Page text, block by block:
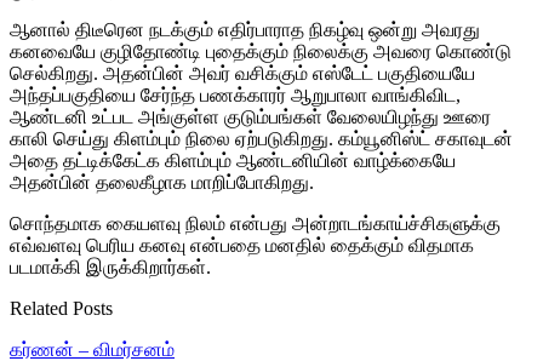
ஆனால் திடீரென நடக்கும் எதிர்பாராத நிகழ்வு ஒன்று அவரது
கனவையே குழிதோண்டி புதைக்கும் நிலைக்கு அவரை கொண்டு
செல்கிறது. அதன்பின் அவர் வசிக்கும் எஸ்டேட் பகுதியையே
அந்தப்பகுதியை சேர்ந்த பணக்காரர் ஆறுபாலா வாங்கிவிட,
ஆண்டனி உட்பட அங்குள்ள குடும்பங்கள் வேலையிழந்து ஊரை
காலி செய்து கிளம்பும் நிலை ஏற்படுகிறது. கம்யூனிஸ்ட் சகாவுடன்
அதை தட்டிக்கேட்க கிளம்பும் ஆண்டனியின் வாழ்க்கையே
அதன்பின் தலைகீழாக மாறிப்போகிறது.
சொந்தமாக கையளவு நிலம் என்பது அன்றாடங்காய்ச்சிகளுக்கு
எவ்வளவு பெரிய கனவு என்பதை மனதில் தைக்கும் விதமாக
படமாக்கி இருக்கிறார்கள்.
Related Posts
கர்ணன் – விமர்சனம்